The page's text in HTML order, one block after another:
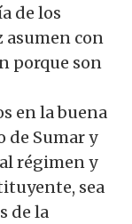
de los
asumen con
porque son
en la buena
de Sumar y
régimen y
sea
de la